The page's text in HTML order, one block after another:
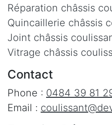
Réparation châssis
Quincaillerie châssis
Joint châssis
Vitrage châssis
Contact
Phone : 0484 39 81
Email :